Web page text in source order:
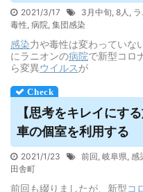
2021/3/17 3月中旬, 8人 ,
毒性, 病院, 集団感染
感染力や毒性は変わっていな
にラニオンの病院で新型コロ
ら変異ウイルスが
【思考をキレイにす
車の個室を利用する
2021/1/23 前回, 岐阜県, 感
田舎町
前回も綴りましたが、新型コ